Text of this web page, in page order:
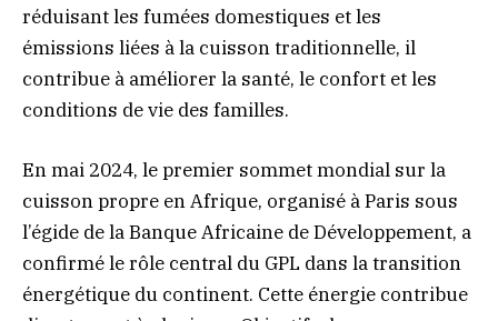
réduisant les fumées domestiques et les
émissions liées à la cuisson traditionnelle, il
contribue à améliorer la santé, le confort et les
conditions de vie des familles.
En mai 2024, le premier sommet mondial sur la
cuisson propre en Afrique, organisé à Paris sous
l’égide de la Banque Africaine de Développement, a
confirmé le rôle central du GPL dans la transition
énergétique du continent. Cette énergie contribue